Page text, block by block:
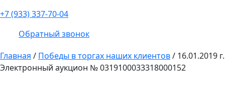
+7 (933) 337-70-04
Обратный звонок
Главная / Победы в торгах наших клиентов/ 16.01.2019 г.
Электронный аукцион № 0319100033318000152